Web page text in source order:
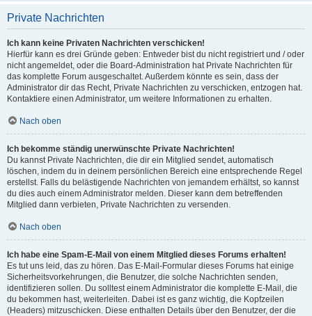
Private Nachrichten
Ich kann keine Privaten Nachrichten verschicken!
Hierfür kann es drei Gründe geben: Entweder bist du nicht registriert und / oder
nicht angemeldet, oder die Board-Administration hat Private Nachrichten für
das komplette Forum ausgeschaltet. Außerdem könnte es sein, dass der
Administrator dir das Recht, Private Nachrichten zu verschicken, entzogen hat.
Kontaktiere einen Administrator, um weitere Informationen zu erhalten.
Nach oben
Ich bekomme ständig unerwünschte Private Nachrichten!
Du kannst Private Nachrichten, die dir ein Mitglied sendet, automatisch
löschen, indem du in deinem persönlichen Bereich eine entsprechende Regel
erstellst. Falls du belästigende Nachrichten von jemandem erhältst, so kannst
du dies auch einem Administrator melden. Dieser kann dem betreffenden
Mitglied dann verbieten, Private Nachrichten zu versenden.
Nach oben
Ich habe eine Spam-E-Mail von einem Mitglied dieses Forums erhalten!
Es tut uns leid, das zu hören. Das E-Mail-Formular dieses Forums hat einige
Sicherheitsvorkehrungen, die Benutzer, die solche Nachrichten senden,
identifizieren sollen. Du solltest einem Administrator die komplette E-Mail, die
du bekommen hast, weiterleiten. Dabei ist es ganz wichtig, die Kopfzeilen
(Headers) mitzuschicken. Diese enthalten Details über den Benutzer, der die